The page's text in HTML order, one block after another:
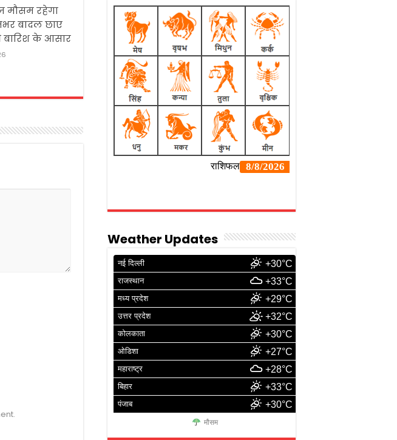
रहेगा
बादल छाए
बारिश के आसार
Weather Updates
नई दिल्ली +30°C
राजस्थान +33°C
मध्य प्रदेश +29°C
उत्तर प्रदेश +32°C
कोलकाता +30°C
ओडिशा +27°C
महाराष्ट्र +28°C
बिहार +33°C
पंजाब +30°C
मौसम